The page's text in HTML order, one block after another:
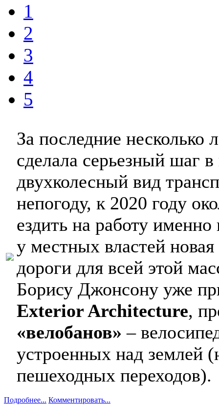
1
2
3
4
5
За последние несколько
сделала серьезный шаг
двухколесный вид
непогоду, к 2020 году
ездить на работу
у местных властей
дороги для всей этой
Борису Джонсону уже
Exterior Architecture,
«велобанов» –
устроенных над землей
пешеходных переходов).
Подробнее... Комментировать...